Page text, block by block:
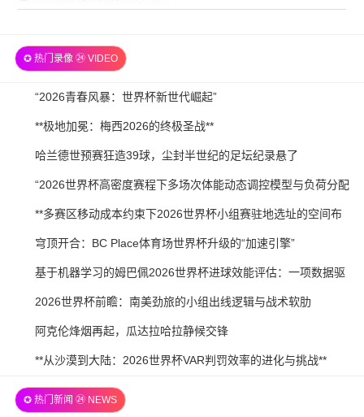
✪ 热门录像 ㉔ VIDEO
2026-
“2026青春风暴：世界杯新世代崛起”
2026-
**极地加冕：梅西2026的终极圣战**
2026-
哈兰德世预赛狂造39球，尘封半世纪的足坛纪录悬了
2026-
“2026世界杯高密度赛程下多场次体能动态调控模型与负荷分配
策略研究”
2026-
**多赛区移动成本约束下2026世界杯小组赛驻地选址的空间布
局优化研究**
2026-
穹顶开合：BC Place体育场世界杯升级的“加速引擎”
2026-
基于机器学习的姆巴佩2026世界杯进球效能评估：一项数据驱
动预测
2026-
2026世界杯前瞻：南美劲旅的小组出线逻辑与战术软肋
2026-
阿克伦烽烟再起，瓜达拉哈拉静候交锋
2026-
18
**从沙漠到大陆：2026世界杯VAR判罚效率的进化与挑战**
✪ 热门新闻 ㉔ NEWS